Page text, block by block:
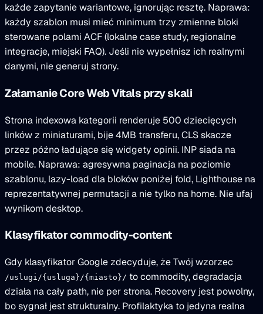
każde zapytanie wariantowe, ignorując resztę. Naprawa:
każdy szablon musi mieć minimum trzy zmienne bloki
sterowane polami ACF (lokalne case study, regionalne
integracje, miejski FAQ). Jeśli nie wypełnisz ich realnymi
danymi, nie generuj strony.
Załamanie Core Web Vitals przy skali
Strona indexowa kategorii renderuje 500 dziecięcych
linków z miniaturami, bije 4MB transferu, CLS skacze
przez późno ładujące się widgety opinii. INP siada na
mobile. Naprawa: agresywna paginacja na poziomie
szablonu, lazy-load dla bloków poniżej fold, Lighthouse na
reprezentatywnej permutacji a nie tylko na home. Nie ufaj
wynikom desktop.
Klasyfikator commodity-content
Gdy klasyfikator Google zdecyduje, że Twój wzorzec
/uslugi/{usluga}/{miasto}/ to commodity, degradacja
działa na cały path, nie per strona. Recovery jest powolny,
bo sygnał jest strukturalny. Profilaktyka to jedyna realna